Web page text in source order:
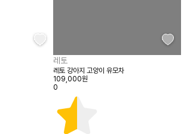
레토
레토 강아지 고양이 유모차
109,000원
0